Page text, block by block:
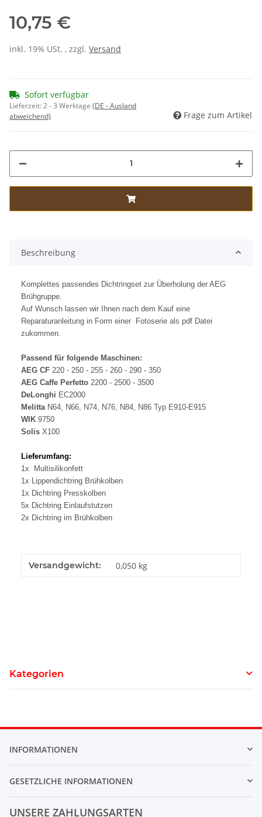
10,75 €
inkl. 19% USt. , zzgl. Versand
Sofort verfügbar
Lieferzeit:2 - 3 Werktage (DE - Ausland
abweichend)
Frage zum Artikel
Beschreibung
Komplettes passendes Dichtringset zur Überholung der AEG
Brühgruppe.
Auf Wunsch lassen wir Ihnen nach dem Kauf eine
Reparaturanleitung in Form einer Fotoserie als pdf Datei
zukommen.
Passend für folgende Maschinen:
AEG CF 220 - 250 - 255 - 260 - 290 - 350
AEG Caffe Perfetto 2200 - 2500 - 3500
DeLonghi EC2000
Melitta N64, N66, N74, N76, N84, N86 Typ E910-E915
WIK 9750
Solis X100
Lieferumfang:
1x Multisilikonfett
1x Lippendichtring Brühkolben
1x Dichtring Presskolben
5x Dichtring Einlaufstutzen
2x Dichtring im Brühkolben
Versandgewicht: 0,050 kg
Kategorien
INFORMATIONEN
GESETZLICHE INFORMATIONEN
UNSERE ZAHLUNGSARTEN